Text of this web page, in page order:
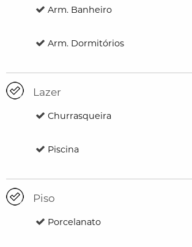
Arm. Banheiro
Arm. Dormitórios
Lazer
Churrasqueira
Piscina
Piso
Porcelanato